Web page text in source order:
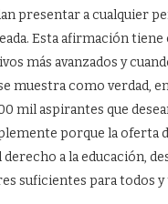
presentar a cualquier
Esta afirmación
más avanzados y
muestra como verdad,
mil aspirantes que
porque la oferta
a la educación,
suficientes para todos y